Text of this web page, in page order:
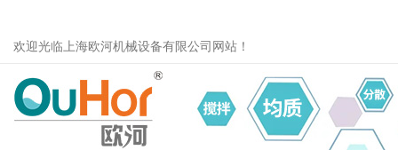
欢迎光临上海欧河机械设备有限公司网站！